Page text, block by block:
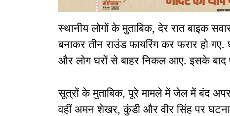
स्थानीय लोगों के मुताबिक, देर रात बाइक
बनाकर तीन राउंड फायरिंग कर फरार हो
और लोग घरों से बाहर निकल आए. इसके बाद
सूत्रों के मुताबिक, पूरे मामले में जेल में बंद
वहीं अमन शेखर, कुंडी और वीर सिंह पर